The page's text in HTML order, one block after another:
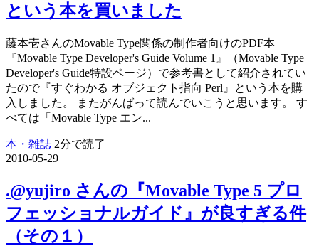
という本を買いました
藤本壱さんのMovable Type関係の制作者向けのPDF本
『Movable Type Developer's Guide Volume 1』（Movable Type
Developer's Guide特設ページ）で参考書として紹介されてい
たので『すぐわかる オブジェクト指向 Perl』という本を購
入しました。 またがんばって読んでいこうと思います。 す
べては「Movable Type エン...
本・雑誌 2分で読了
2010-05-29
.@yujiro さんの『Movable Type 5 プロ
フェッショナルガイド』が良すぎる件
（その１）